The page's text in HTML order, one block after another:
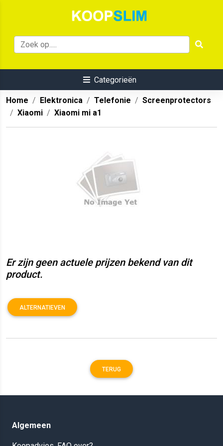
Categorieën
Home Elektronica Telefonie
Screenprotectors
Xiaomi
Xiaomi mi a1
Er zijn geen actuele prijzen bekend van dit
product.
ALTERNATIEVEN
TERUG
Algemeen